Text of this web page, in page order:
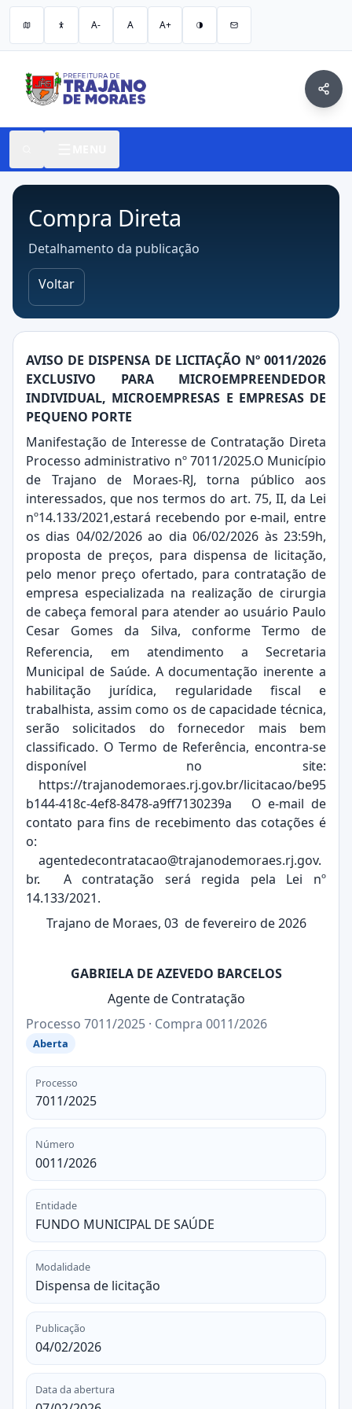
A- A A+
Compra Direta
Detalhamento da publicação
Voltar
AVISO DE DISPENSA DE LICITAÇÃO Nº 0011/2026
EXCLUSIVO PARA MICROEMPREENDEDOR
INDIVIDUAL, MICROEMPRESAS E EMPRESAS DE
PEQUENO PORTE
Manifestação de Interesse de Contratação Direta
Processo administrativo nº 7011/2025.O Município
de Trajano de Moraes-RJ, torna público aos
interessados, que nos termos do art. 75, II, da Lei
nº14.133/2021,estará recebendo por e-mail, entre
os dias 04/02/2026 ao dia 06/02/2026 às 23:59h,
proposta de preços, para dispensa de licitação,
pelo menor preço ofertado, para contratação de
empresa especializada na realização de cirurgia
de cabeça femoral para atender ao usuário Paulo
Cesar Gomes da Silva, conforme Termo de
Referencia,
em atendimento a Secretaria
Municipal de Saúde. A documentação inerente a
habilitação jurídica, regularidade fiscal e
trabalhista, assim como os de capacidade técnica,
serão solicitados do fornecedor mais bem
classificado. O Termo de Referência, encontra-se
disponível no site:
https://trajanodemoraes.rj.gov.br/licitacao/be95
b144-418c-4ef8-8478-a9ff7130239a
O e-mail de
contato para fins de recebimento das cotações é
o:
agentedecontratacao@trajanodemoraes.rj.gov.
br.
A contratação será regida pela Lei nº
14.133/2021.
Trajano de Moraes, 03 de fevereiro de 2026
GABRIELA DE AZEVEDO BARCELOS
Agente de Contratação
Processo 7011/2025 · Compra 0011/2026
Aberta
Processo
7011/2025
Número
0011/2026
Entidade
FUNDO MUNICIPAL DE SAÚDE
Modalidade
Dispensa de licitação
Publicação
04/02/2026
Data da abertura